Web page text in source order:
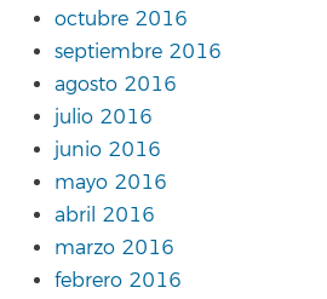
octubre 2016
septiembre 2016
agosto 2016
julio 2016
junio 2016
mayo 2016
abril 2016
marzo 2016
febrero 2016